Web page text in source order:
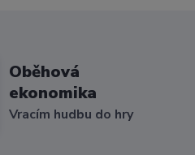
Oběhová
ekonomika
Vracím hudbu do hry